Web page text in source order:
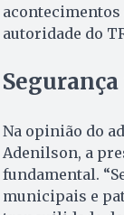
acontecimentos
autoridade do
Na opinião do
Adenilson, a
fundamental.
municipais e